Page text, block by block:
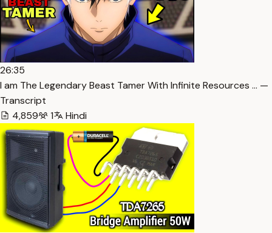
26:35
I am The Legendary Beast Tamer With Infinite Resources … —
Transcript
4,859
1 Hindi